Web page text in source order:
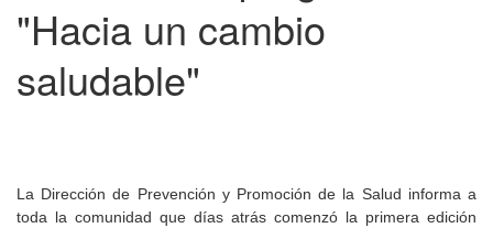
"Hacia un cambio
saludable"
La Dirección de Prevención y Promoción de la Salud informa a
toda la comunidad que días atrás comenzó la primera edición